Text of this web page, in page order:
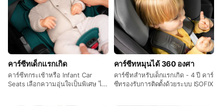
คาร์ซีทเด็กแรกเกิด
คาร์ซีทกระเช้าหรือ Infant Car
Seats เลือกความอุ่นใจเป็นพิเศษ ได้
คาร์ซีทหมุนได้ 360 องศา
คาร์ซีทสำหรับเด็กแรกเกิด - 4 ปี คาร์
ซีทรองรับการติดตั้งด้วยระบบ ISOFIX